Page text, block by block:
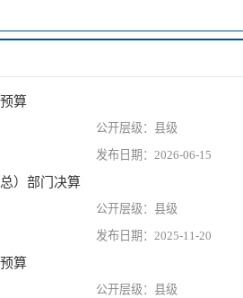
算
县级
2026-06-15
）部门决算
县级
2025-11-20
算
县级